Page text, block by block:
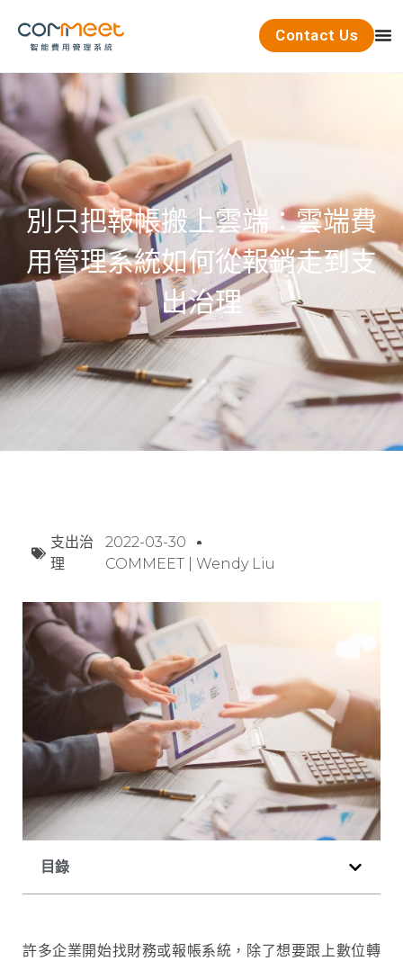
Contact Us
別只把報帳搬上雲端：雲端費
用管理系統如何從報銷走到支
出治理
支出治
理
2022-03-30
COMMEET | Wendy Liu
目錄
許多企業開始找財務或報帳系統，除了想要跟上數位轉